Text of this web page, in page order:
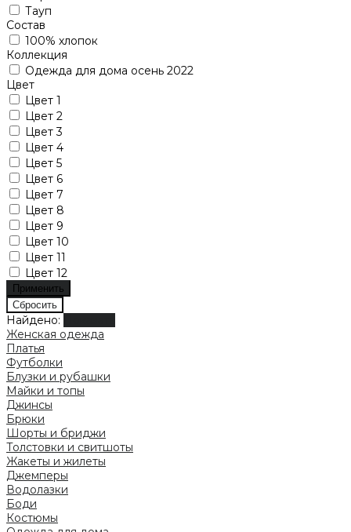
Тауп
Состав
100% хлопок
Коллекция
Одежда для дома осень 2022
Цвет
Цвет 1
Цвет 2
Цвет 3
Цвет 4
Цвет 5
Цвет 6
Цвет 7
Цвет 8
Цвет 9
Цвет 10
Цвет 11
Цвет 12
Найдено:
Женская одежда
Платья
Футболки
Блузки и рубашки
Майки и топы
Джинсы
Брюки
Шорты и бриджи
Толстовки и свитшоты
Жакеты и жилеты
Джемперы
Водолазки
Боди
Костюмы